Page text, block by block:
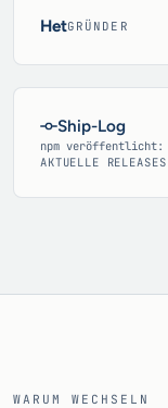
HetGRÜNDER
Ship-Log
npm veröffentlicht:
AKTUELLE
WARUM WECHSELN